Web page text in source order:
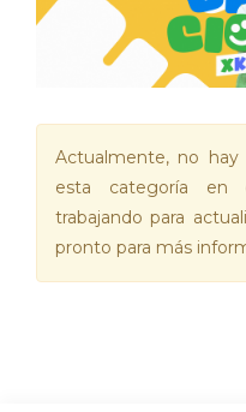
Actualmente, no hay
esta categoría en
trabajando para
pronto para más